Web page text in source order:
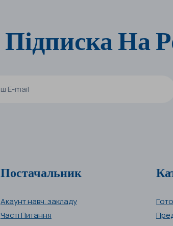
Підписка На
Постачальник
Акаунт навч. закладу
Часті Питання